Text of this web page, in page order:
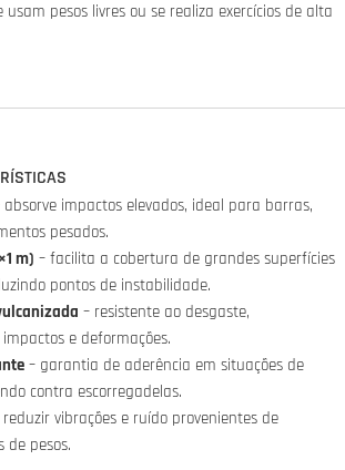
pesos livres ou se realiza exercícios de alta
absorve impactos elevados, ideal para barras,
pesados.
m) – facilita a cobertura de grandes superfícies
pontos de instabilidade.
– resistente ao desgaste,
e deformações.
– garantia de aderência em situações de
contra escorregadelas.
reduzir vibrações e ruído provenientes de
de pesos.